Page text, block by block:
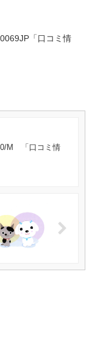
「口コミ情
M 「口コミ情